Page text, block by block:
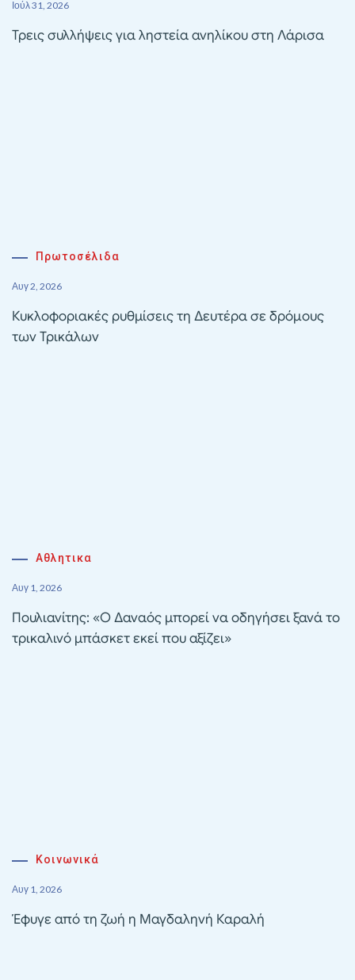
Ιούλ 31, 2026
Τρεις συλλήψεις για ληστεία ανηλίκου στη Λάρισα
Πρωτοσέλιδα
Αυγ 2, 2026
Κυκλοφοριακές ρυθμίσεις τη Δευτέρα σε δρόμους
των Τρικάλων
Αθλητικα
Αυγ 1, 2026
Πουλιανίτης: «Ο Δαναός μπορεί να οδηγήσει ξανά το
τρικαλινό μπάσκετ εκεί που αξίζει»
Κοινωνικά
Αυγ 1, 2026
Έφυγε από τη ζωή η Μαγδαληνή Καραλή